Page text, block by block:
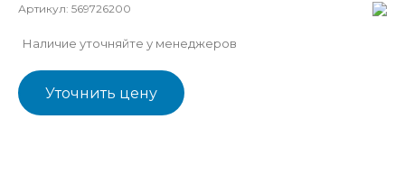
Артикул: 569726200
Наличие уточняйте у менеджеров
Уточнить цену